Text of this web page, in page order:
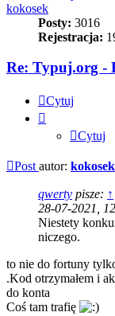
kokosek
Posty: 3016
Rejestracja:
Re: Typuj.org -
Cytuj
Cytuj
Post autor: kokosek
qwerty pisze: ↑
28-07-2021,
Niestety
niczego.
to nie do fortuny
.Kod otrzymałem i
do konta
Coś tam trafię